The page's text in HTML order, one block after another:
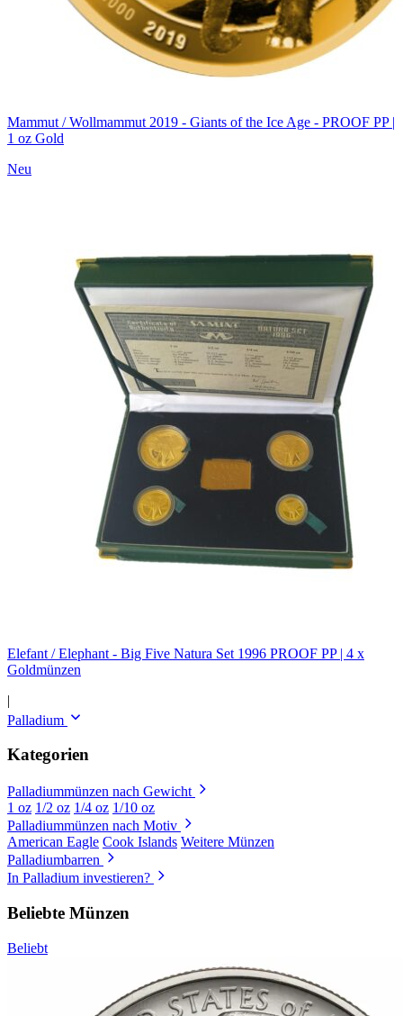
Mammut / Wollmammut 2019 - Giants of the Ice Age - PROOF PP |
1 oz Gold
Neu
Elefant / Elephant - Big Five Natura Set 1996 PROOF PP | 4 x
Goldmünzen
|
Palladium
Kategorien
Palladiummünzen nach Gewicht
1 oz 1/2 oz 1/4 oz 1/10 oz
Palladiummünzen nach Motiv
American Eagle Cook Islands Weitere Münzen
Palladiumbarren
In Palladium investieren?
Beliebte Münzen
Beliebt